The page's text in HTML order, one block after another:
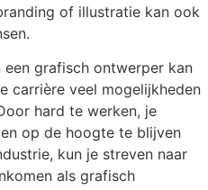
of illustratie kan ook
grafisch ontwerper kan
carrière veel mogelijkheden
hard te werken, je
op de hoogte te blijven
kun je streven naar
als grafisch